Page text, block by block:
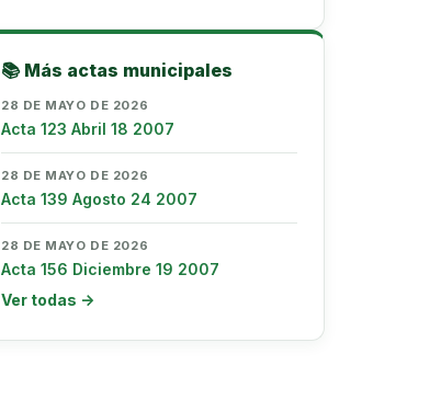
📚 Más actas municipales
28 DE MAYO DE 2026
Acta 123 Abril 18 2007
28 DE MAYO DE 2026
Acta 139 Agosto 24 2007
28 DE MAYO DE 2026
Acta 156 Diciembre 19 2007
Ver todas →